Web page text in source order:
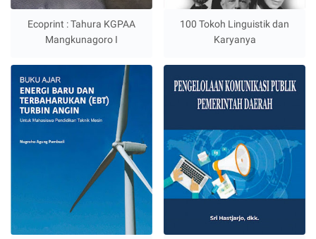
Ecoprint : Tahura KGPAA
Mangkunagoro I
100 Tokoh Linguistik dan
Karyanya